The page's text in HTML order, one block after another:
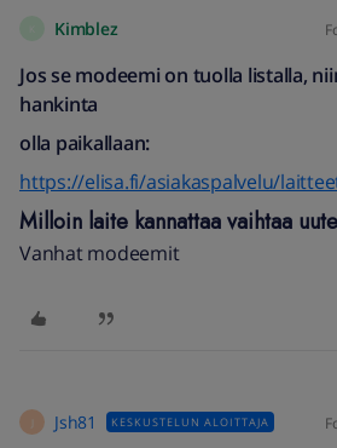
Kimblez
Jos se modeemi on tuolla listalla,
hankinta
olla paikallaan:
https://elisa.fi/asiakaspalvelu/
Milloin laite kannattaa vaihtaa
Vanhat modeemit
Jsh81 KESKUSTELUN ALOITTAJA